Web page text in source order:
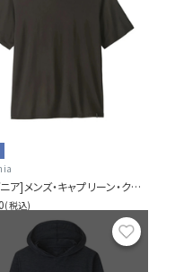
[パタゴニア]メンズ・キャプリーン・クール・デイリー・シャツ
(税込)